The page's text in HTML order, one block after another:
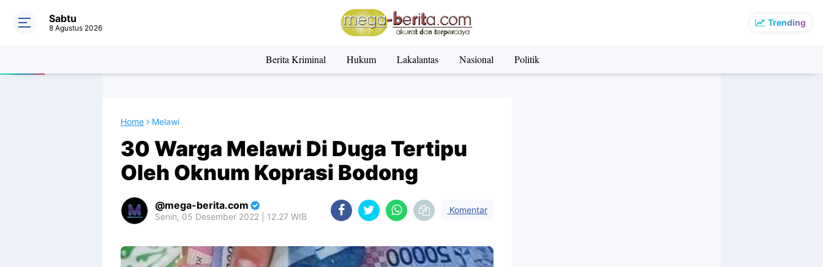
Trending
Sabtu
8 Agustus 2026
Berita Kriminal Hukum Lakalantas Nasional Politik
Home Melawi
30 Warga Melawi Di Duga Tertipu
Oleh Oknum Koprasi Bodong
mega-berita.com
Senin, 05 Desember 2022 | 12.27 WIB
Komentar